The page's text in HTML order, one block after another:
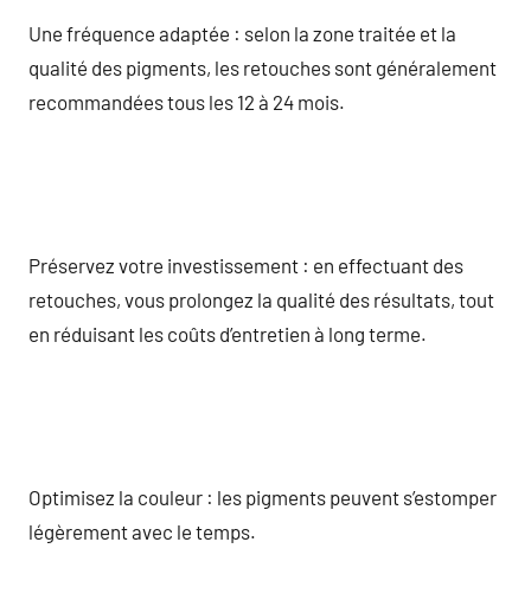
Une fréquence adaptée : selon la zone traitée et la
qualité des pigments, les retouches sont généralement
recommandées tous les 12 à 24 mois.
Préservez votre investissement : en effectuant des
retouches, vous prolongez la qualité des résultats, tout
en réduisant les coûts d’entretien à long terme.
Optimisez la couleur : les pigments peuvent s’estomper
légèrement avec le temps.